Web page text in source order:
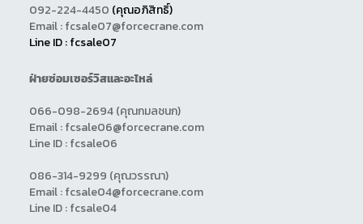
092-224-4450 (คุณอภิสิทธิ์)
Email : fcsale07@forcecrane.com
Line ID : fcsale07
ฝ่ายซ่อมเซอร์วิสและอะไหล่
066-098-2694(คุณกมลชนก)
Email : fcsale06@forcecrane.com
Line ID : fcsale06
086-314-9299 (คุณวรรณา)
Email : fcsale04@forcecrane.com
Line ID : fcsale04